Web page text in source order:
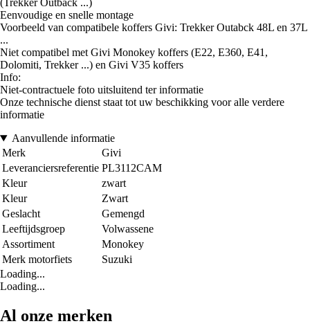
(Trekker Outback ...)
Eenvoudige en snelle montage
Voorbeeld van compatibele koffers Givi: Trekker Outabck 48L en 37L
...
Niet compatibel met Givi Monokey koffers (E22, E360, E41,
Dolomiti, Trekker ...) en Givi V35 koffers
Info:
Niet-contractuele foto uitsluitend ter informatie
Onze technische dienst staat tot uw beschikking voor alle verdere
informatie
Aanvullende informatie
Merk
Givi
Leveranciersreferentie PL3112CAM
Kleur
zwart
Kleur
Zwart
Geslacht
Gemengd
Leeftijdsgroep
Volwassene
Assortiment
Monokey
Merk motorfiets
Suzuki
Loading...
Loading...
Al onze merken